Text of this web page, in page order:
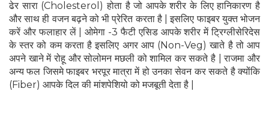
ढेर सारा (Cholesterol) होता है जो आपके शरीर के लिए हानिकारण है
और साथ ही वजन बढ़ने को भी प्रेरित करता है | इसलिए फाइबर युक्त भोजन
करें और फलाहार लें | ओमेगा -3 फैटी एसिड आपके शरीर में ट्रिग्लीसेरिदेस
के स्तर को कम करता है इसलिए अगर आप (Non-Veg) खाते है तो आप
अपने खाने में रोहू और सोलोमन मछली को शामिल कर सकते है | राजमा और
अन्य फल जिसमे फाइबर भरपूर मात्रा में हो उनका सेवन कर सकते है क्योंकि
(Fiber) आपके दिल की मांशपेशियो को मजबूती देता है |